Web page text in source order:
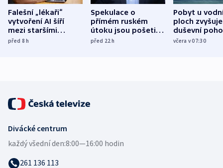
Falešní „lékaři“
vytvoření AI šíří
mezi staršími
Poláky nebezpečné
před 8h
Spekulace o
přímém ruském
útoku jsou pošetilé,
míní estonský
před 22h
Pobyt u
ploch zvyšuje
duševní
ukázala
včera v 07:30
Divácké centrum
každý všední den:8:00—16:00 hodin
261 136 113